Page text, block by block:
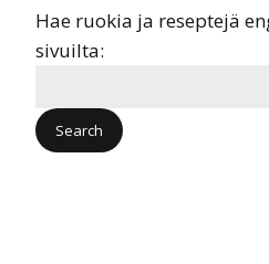
Hae ruokia ja reseptejä
sivuilta: